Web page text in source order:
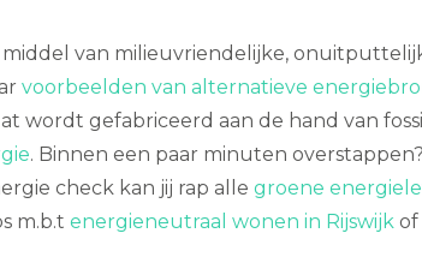
van milieuvriendelijke,
voorbeelden van alternatieve
wordt gefabriceerd aan de hand van
. Binnen een paar minuten
check kan jij rap alle groene
m.b.t energieneutraal wonen in Rijswijk of